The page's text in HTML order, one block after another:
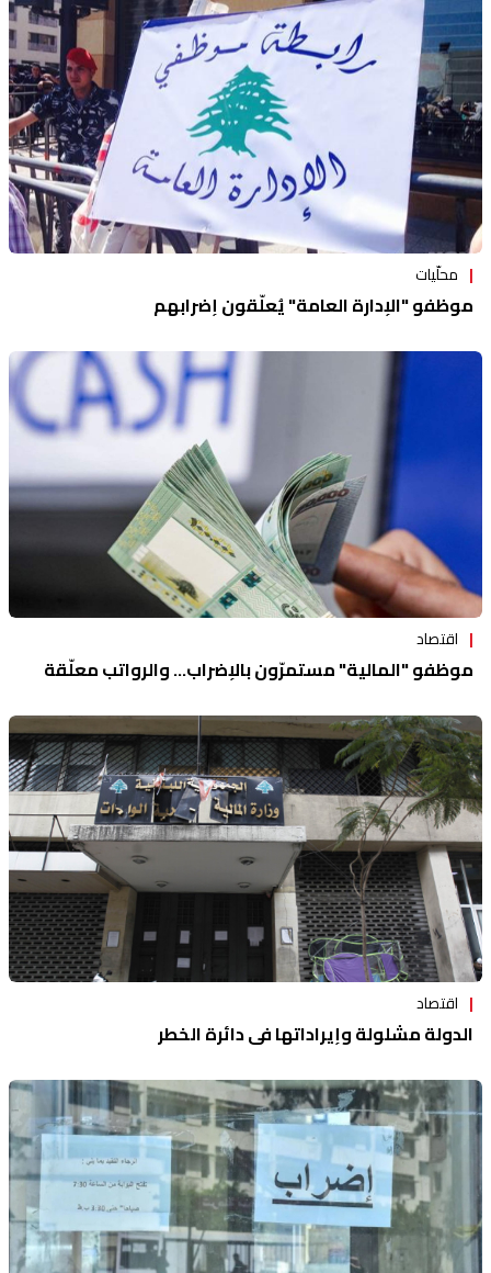
محلّيات
موظفو "الإدارة العامة" يُعلّقون إضرابهم
اقتصاد
موظفو "المالية" مستمرّون بالإضراب... والرواتب معلّقة
اقتصاد
الدولة مشلولة وإيراداتها في دائرة الخطر